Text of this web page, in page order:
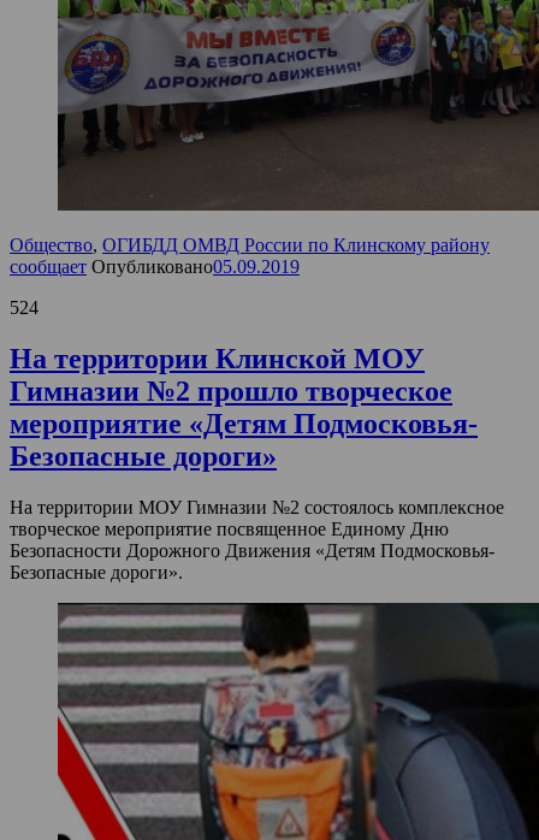
Общество, ОГИБДД ОМВД России по Клинскому району
сообщает Опубликовано05.09.2019
524
На территории Клинской МОУ
Гимназии №2 прошло творческое
мероприятие «Детям Подмосковья-
Безопасные дороги»
На территории МОУ Гимназии №2 состоялось комплексное
творческое мероприятие посвященное Единому Дню
Безопасности Дорожного Движения «Детям Подмосковья-
Безопасные дороги».